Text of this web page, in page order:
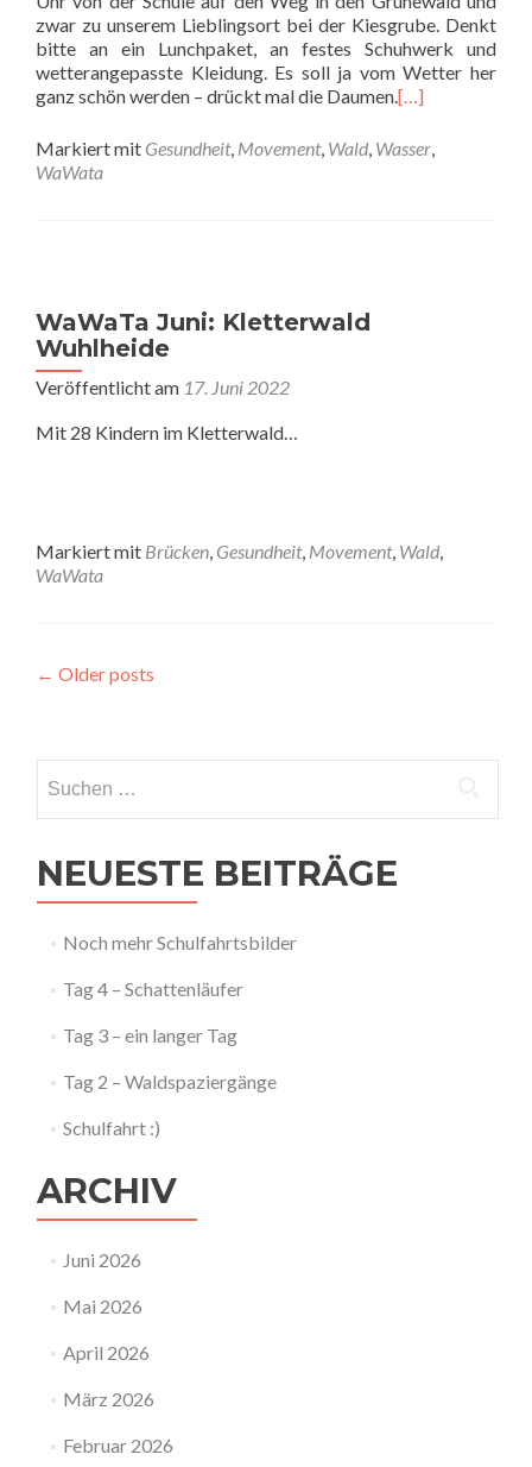
zwar zu unserem Lieblingsort bei der Kiesgrube. Denkt
bitte an ein Lunchpaket, an festes Schuhwerk und
wetterangepasste Kleidung. Es soll ja vom Wetter her
ganz schön werden – drückt mal die Daumen.[…]
Markiert mit Gesundheit, Movement, Wald, Wasser,
WaWata
WaWaTa Juni: Kletterwald
Wuhlheide
Veröffentlicht am 17. Juni 2022
Mit 28 Kindern im Kletterwald…
Markiert mit Brücken, Gesundheit, Movement, Wald,
WaWata
Posts
← Older posts
nach:
NEUESTE BEITRÄGE
Noch mehr Schulfahrtsbilder
Tag 4 – Schattenläufer
Tag 3 – ein langer Tag
Tag 2 – Waldspaziergänge
Schulfahrt :)
ARCHIV
Juni 2026
Mai 2026
April 2026
März 2026
Februar 2026